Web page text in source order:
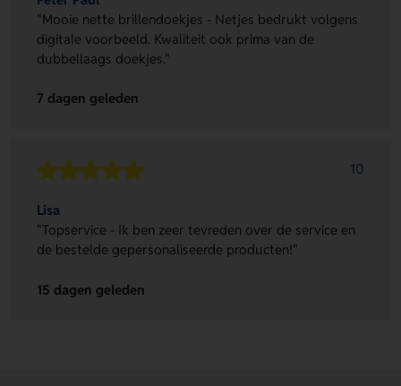
"Mooie nette brillendoekjes - Netjes bedrukt volgens
digitale voorbeeld. Kwaliteit ook prima van de
dubbellaags doekjes."
7 dagen geleden
10
Lisa
"Topservice - Ik ben zeer tevreden over de service en
de bestelde gepersonaliseerde producten!"
15 dagen geleden